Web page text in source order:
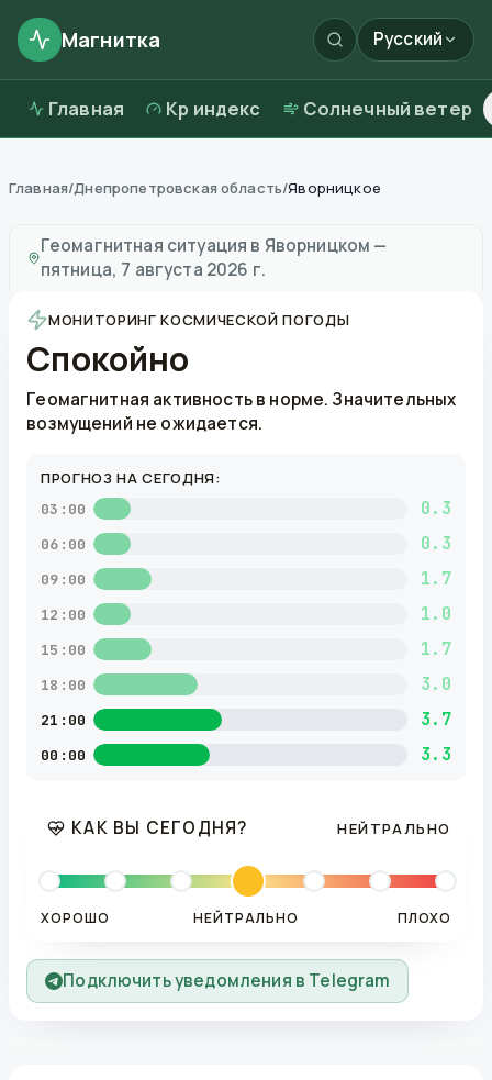
Магнитка Русский
Главная Kp индекс Солнечный ветер
Главная/Днепропетровская область/Яворницкое
Геомагнитная ситуация в Яворницком —
пятница, 7 августа 2026 г.
МОНИТОРИНГ КОСМИЧЕСКОЙ ПОГОДЫ
Спокойно
Геомагнитная активность в норме. Значительных
возмущений не ожидается.
ПРОГНОЗ НА СЕГОДНЯ:
03:00 0.3
06:00 0.3
09:00 1.7
12:00 1.0
15:00 1.7
18:00 3.0
21:00 3.7
00:00 3.3
КАК ВЫ СЕГОДНЯ? НЕЙТРАЛЬНО
ХОРОШО НЕЙТРАЛЬНО ПЛОХО
Подключить уведомления в Telegram